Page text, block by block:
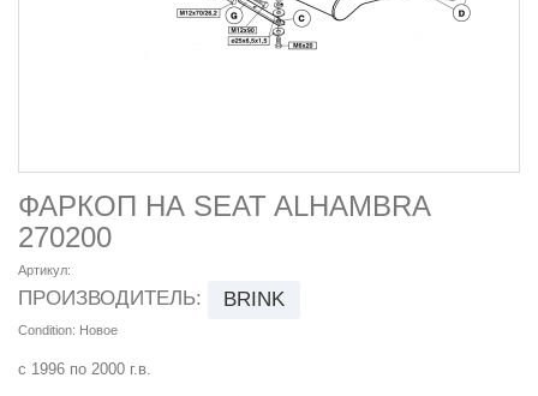
ФАРКОП НА SEAT ALHAMBRA
270200
Артикул:
ПРОИЗВОДИТЕЛЬ: BRINK
Condition: Новое
с 1996 по 2000 г.в.